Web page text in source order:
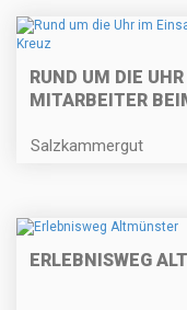
RUND UM DIE
MITARBEITER
Salzkammergut
ERLEBNISWEG